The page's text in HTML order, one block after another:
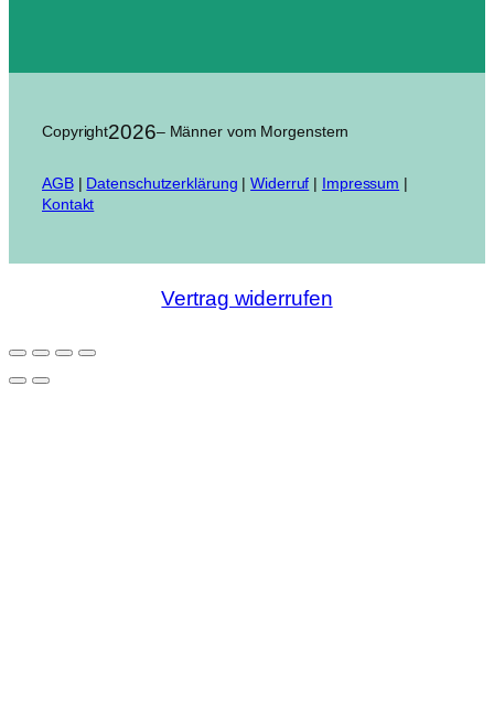
Copyright2026– Männer vom Morgenstern
AGB| Datenschutzerklärung |Widerruf | Impressum |
Kontakt
Vertrag widerrufen